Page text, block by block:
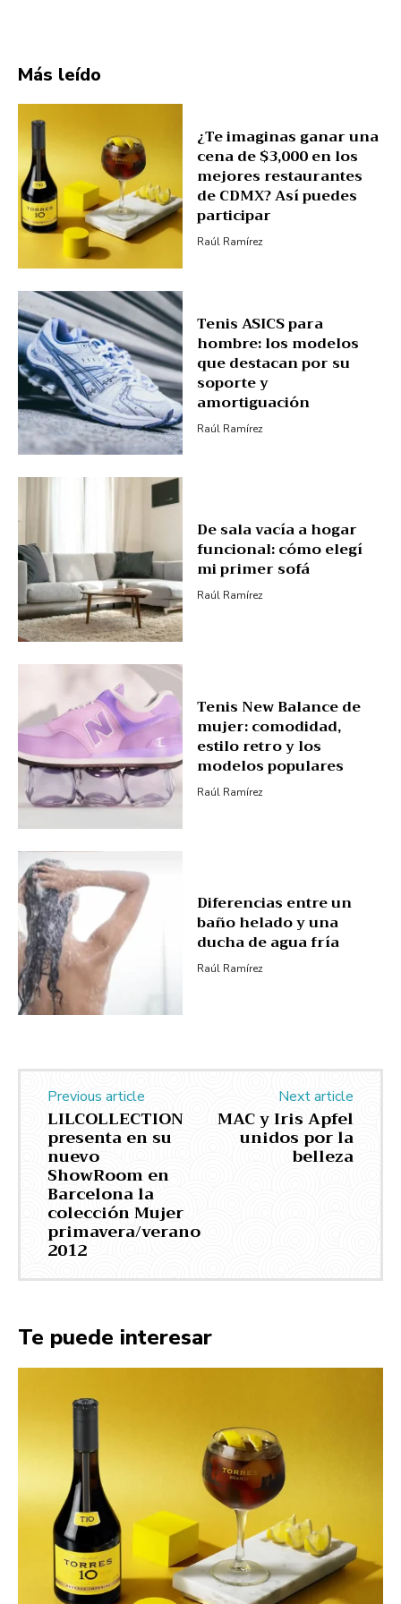
Más leído
¿Te imaginas ganar una
cena de $3,000 en los
mejores restaurantes
de CDMX? Así puedes
participar
Raúl Ramírez
Tenis ASICS para
hombre: los modelos
que destacan por su
soporte y
amortiguación
Raúl Ramírez
De sala vacía a hogar
funcional: cómo elegí
mi primer sofá
Raúl Ramírez
Tenis New Balance de
mujer: comodidad,
estilo retro y los
modelos populares
Raúl Ramírez
Diferencias entre un
baño helado y una
ducha de agua fría
Raúl Ramírez
Previous article
LILCOLLECTION
presenta en su
nuevo
ShowRoom en
Barcelona la
colección Mujer
primavera/verano
2012
Next article
MAC y Iris Apfel
unidos por la
belleza
Te puede interesar